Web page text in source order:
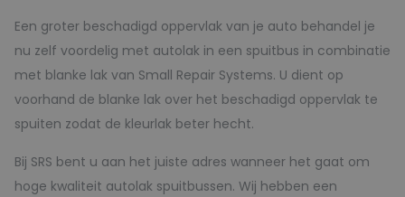
Een groter beschadigd oppervlak van je auto behandel je
nu zelf voordelig met autolak in een spuitbus in combinatie
met blanke lak van Small Repair Systems. U dient op
voorhand de blanke lak over het beschadigd oppervlak te
spuiten zodat de kleurlak beter hecht.
Bij SRS bent u aan het juiste adres wanneer het gaat om
hoge kwaliteit autolak spuitbussen. Wij hebben een